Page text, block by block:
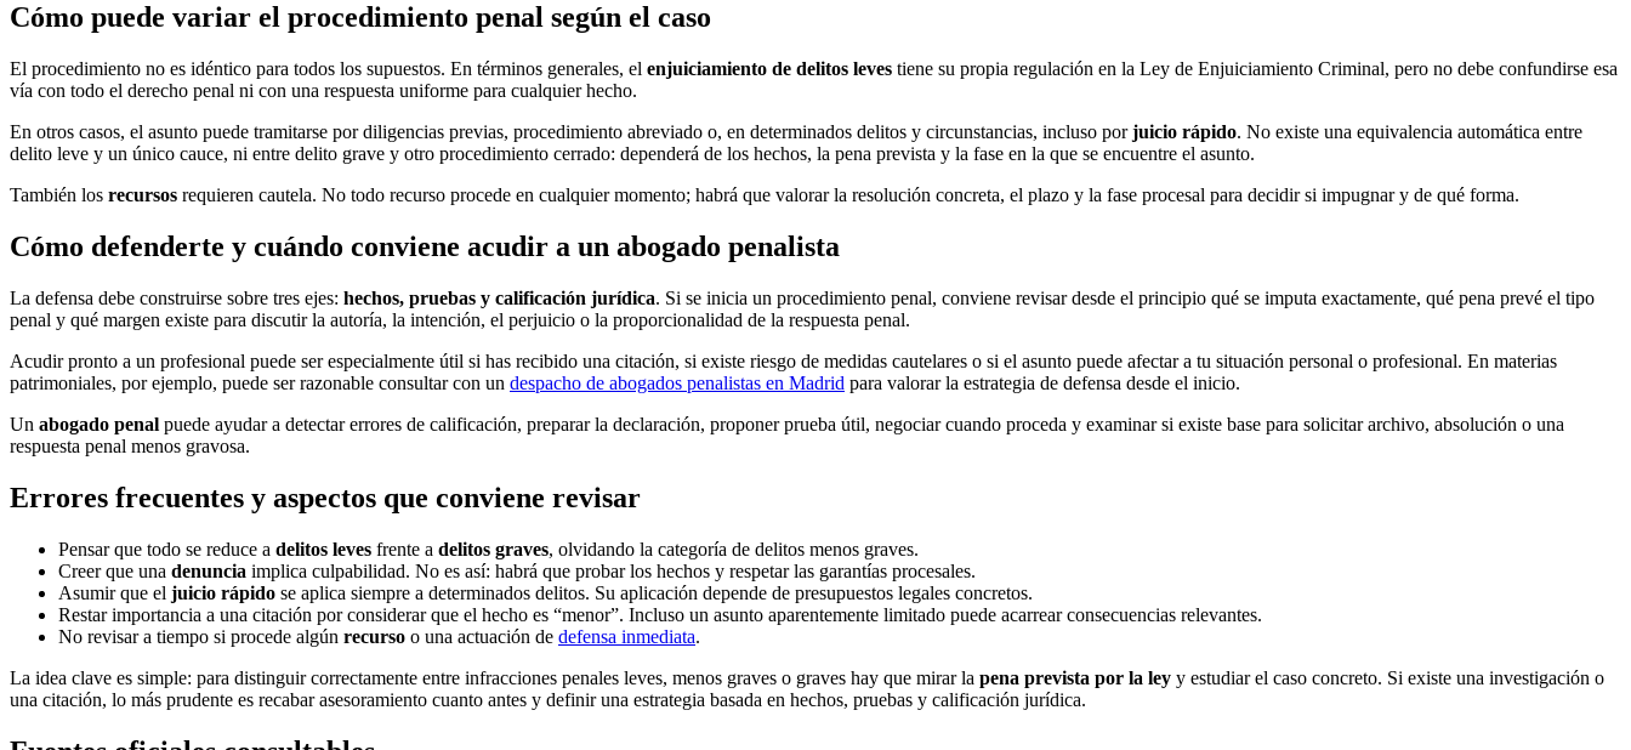
Cómo puede variar el procedimiento penal según el caso
El procedimiento no es idéntico para todos los supuestos. En términos generales, el enjuiciamiento de delitos leves tiene su propia regulación en la Ley de Enjuiciamiento Criminal, pero no debe confundirse esa
vía con todo el derecho penal ni con una respuesta uniforme para cualquier hecho.
En otros casos, el asunto puede tramitarse por diligencias previas, procedimiento abreviado o, en determinados delitos y circunstancias, incluso porjuicio rápido. No existe una equivalencia automática entre
delito leve y un único cauce, ni entre delito grave y otro procedimiento cerrado: dependerá de los hechos, la pena prevista y la fase en la que se encuentre el asunto.
También los recursos requieren cautela. No todo recurso procede en cualquier momento; habrá que valorar la resolución concreta, el plazo y la fase procesal para decidir si impugnar y de qué forma.
Cómo defenderte y cuándo conviene acudir a un abogado penalista
La defensa debe construirse sobre tres ejes: hechos, pruebas y calificación jurídica. Si se inicia un procedimiento penal, conviene revisar desde el principio qué se imputa exactamente, qué pena prevé el tipo
penal y qué margen existe para discutir la autoría, la intención, el perjuicio o la proporcionalidad de la respuesta penal.
Acudir pronto a un profesional puede ser especialmente útil si has recibido una citación, si existe riesgo de medidas cautelares o si el asunto puede afectar a tu situación personal o profesional. En materias
patrimoniales, por ejemplo, puede ser razonable consultar con un despacho de abogados penalistas en Madrid para valorar la estrategia de defensa desde el inicio.
Un abogado penal puede ayudar a detectar errores de calificación, preparar la declaración, proponer prueba útil, negociar cuando proceda y examinar si existe base para solicitar archivo, absolución o una
respuesta penal menos gravosa.
Errores frecuentes y aspectos que conviene revisar
Pensar que todo se reduce a delitos leves frente a delitos graves, olvidando la categoría de delitos menos graves.
Creer que una denuncia implica culpabilidad. No es así: habrá que probar los hechos y respetar las garantías procesales.
Asumir que el juicio rápido se aplica siempre a determinados delitos. Su aplicación depende de presupuestos legales concretos.
Restar importancia a una citación por considerar que el hecho es “menor”. Incluso un asunto aparentemente limitado puede acarrear consecuencias relevantes.
No revisar a tiempo si procede algún recurso o una actuación de defensa inmediata.
La idea clave es simple: para distinguir correctamente entre infracciones penales leves, menos graves o graves hay que mirar la pena prevista por la ley y estudiar el caso concreto. Si existe una investigación o
una citación, lo más prudente es recabar asesoramiento cuanto antes y definir una estrategia basada en hechos, pruebas y calificación jurídica.